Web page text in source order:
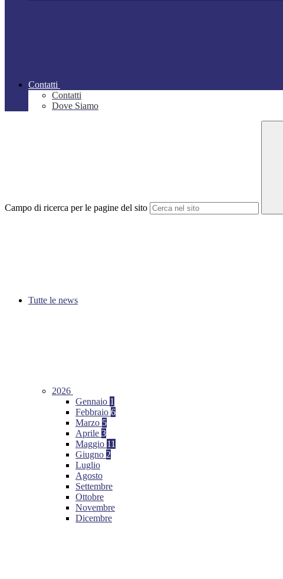
Contatti
Contatti
Dove Siamo
Campo di ricerca per le pagine del sito
Tutte le news
2026
Gennaio 1
Febbraio 6
Marzo 5
Aprile 3
Maggio 11
Giugno 2
Luglio
Agosto
Settembre
Ottobre
Novembre
Dicembre